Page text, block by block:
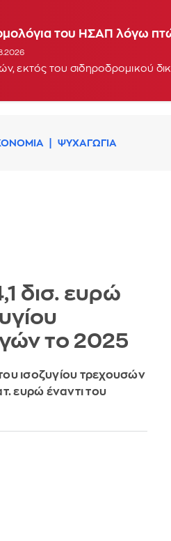
των δικαστηρίων Πειραιά
του ΗΣΑΠ λόγω
εκτός του σιδηροδρομικού
ΨΥΧΑΓΩΓΙΑ
δισ. ευρώ
το 2025
ισοζυγίου τρεχουσών
ευρώ έναντι του